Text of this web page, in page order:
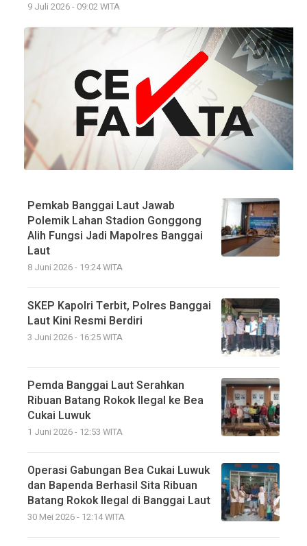
9 Juli 2026 - 09:02 WITA
Pemkab Banggai Laut Jawab
Polemik Lahan Stadion Gonggong
Alih Fungsi Jadi Mapolres Banggai
Laut
8 Juni 2026 - 19:24 WITA
SKEP Kapolri Terbit, Polres Banggai
Laut Kini Resmi Berdiri
3 Juni 2026 - 16:25 WITA
Pemda Banggai Laut Serahkan
Ribuan Batang Rokok Ilegal ke Bea
Cukai Luwuk
1 Juni 2026 - 12:53 WITA
Operasi Gabungan Bea Cukai Luwuk
dan Bapenda Berhasil Sita Ribuan
Batang Rokok Ilegal di Banggai Laut
30 Mei 2026 - 12:14 WITA